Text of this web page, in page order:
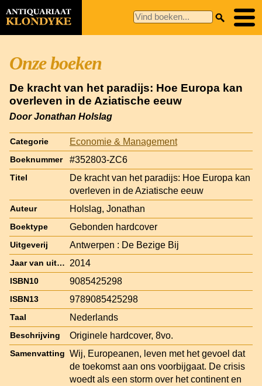
Onze boeken
De kracht van het paradijs: Hoe Europa kan
overleven in de Aziatische eeuw
Door Jonathan Holslag
Categorie Economie & Management
Boeknummer #352803-ZC6
Titel
De kracht van het paradijs: Hoe Europa kan
overleven in de Aziatische eeuw
Auteur Holslag, Jonathan
Boektype Gebonden hardcover
Uitgeverij Antwerpen : De Bezige Bij
Jaar van uitgave 2014
ISBN10 9085425298
ISBN13 9789085425298
Taal Nederlands
Beschrijving Originele hardcover, 8vo.
Samenvatting Wij, Europeanen, leven met het gevoel dat
de toekomst aan ons voorbijgaat. De crisis
woedt als een storm over het continent en